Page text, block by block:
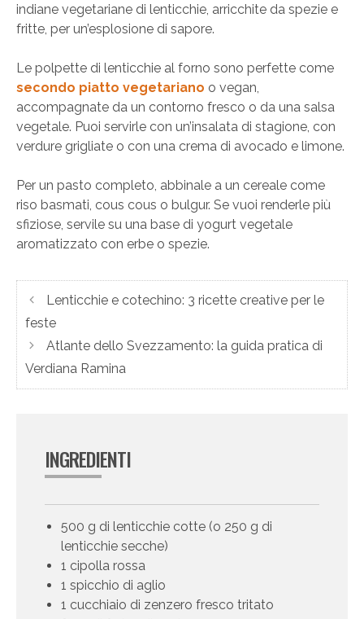
indiane vegetariane di lenticchie, arricchite da spezie e
fritte, per un’esplosione di sapore.
Le polpette di lenticchie al forno sono perfette come
secondo piatto vegetariano o vegan,
accompagnate da un contorno fresco o da una salsa
vegetale. Puoi servirle con un’insalata di stagione, con
verdure grigliate o con una crema di avocado e limone.
Per un pasto completo, abbinale a un cereale come
riso basmati, cous cous o bulgur. Se vuoi renderle più
sfiziose, servile su una base di yogurt vegetale
aromatizzato con erbe o spezie.
Lenticchie e cotechino: 3 ricette creative per le
feste
Atlante dello Svezzamento: la guida pratica di
Verdiana Ramina
INGREDIENTI
500 g di lenticchie cotte (o 250 g di
lenticchie secche)
1 cipolla rossa
1 spicchio di aglio
1 cucchiaio di zenzero fresco tritato